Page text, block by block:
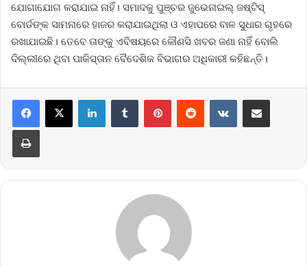
ଯୋଗାଯୋଗ କରାଯାଇ ନାହିଁ। ସମାଦକୁ ପୁଞ୍ଚର ଜୁଭେନାଇଲ୍ ଜଷ୍ଟିସ୍
ବୋର୍ଡଙ୍କ ସାମନାରେ ହାଜର କରାଯାଇଥିଲା ଓ ଏହାପରେ ବାଳ ସୁଧାର ଗୃହରେ
ରଖାଯାଇଛି। ତେବେ ତାଙ୍କୁ ଏବିଷୟରେ କୌଣସି ଖବର ଜଣା ନାହିଁ ବୋଲି
ଦିଲ୍ଲୀରେ ଥିବା ପାକିସ୍ତାନ ବୈଦେଶିକ ବିଭାଗର ଅଧିକାରୀ କହିଛନ୍ତି।